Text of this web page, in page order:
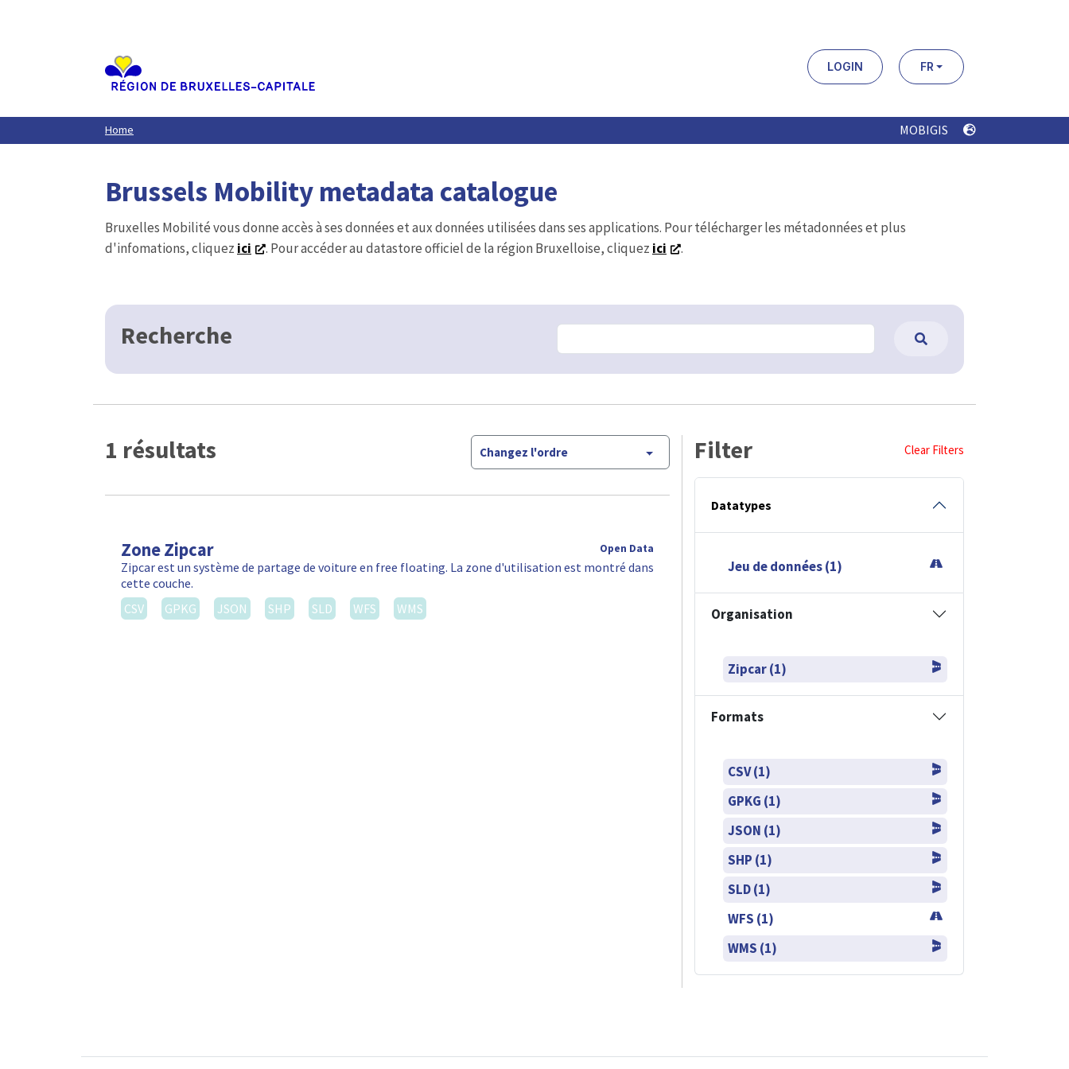
LOGIN FR
Home MOBIGIS
Brussels Mobility metadata catalogue
Bruxelles Mobilité vous donne accès à ses données et aux données utilisées dans ses applications. Pour télécharger les métadonnées et plus
d'infomations, cliquez ici . Pour accéder au datastore officiel de la région Bruxelloise, cliquez ici .
Recherche
1 résultats Changez l'ordre
Zone Zipcar Open Data
Zipcar est un système de partage de voiture en free floating. La zone d'utilisation est montré dans
cette couche.
CSV
GPKG JSON SHP SLD WFS WMS
Filter Clear Filters
Datatypes
Jeu de données (1)
Organisation
Zipcar (1)
Formats
CSV (1)
GPKG (1)
JSON (1)
SHP (1)
SLD (1)
WFS (1)
WMS (1)